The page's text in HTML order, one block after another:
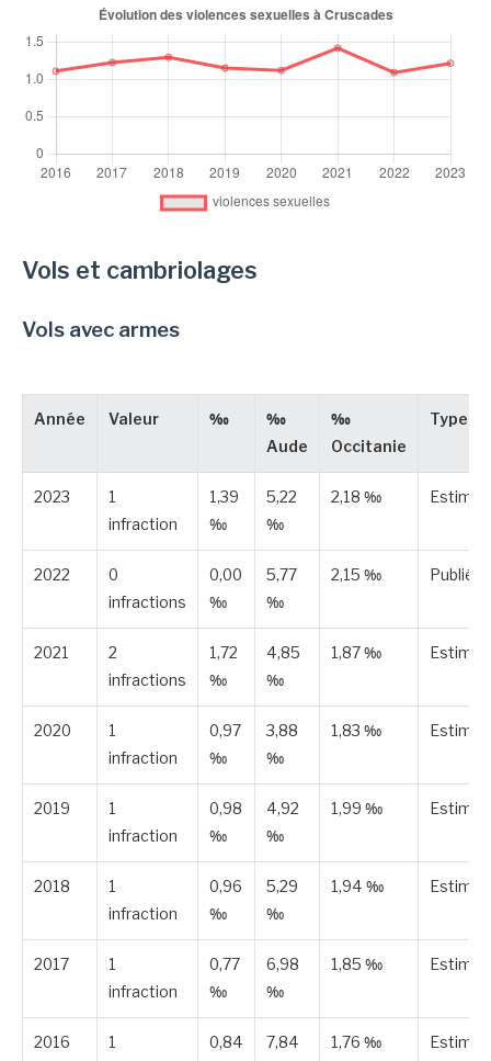
Vols et cambriolages
Vols avec armes
Année Valeur ‰
‰
Aude
‰
Occitanie
Type
2023
1
infraction
1,39
‰
5,22
‰
2,18 ‰ Estimée
2022
0
infractions
0,00
‰
5,77
‰
2,15 ‰ Publiée
2021
2
infractions
1,72
‰
4,85
‰
1,87 ‰ Estimée
2020
1
infraction
0,97
‰
3,88
‰
1,83 ‰ Estimée
2019
1
infraction
0,98
‰
4,92
‰
1,99 ‰ Estimée
2018
1
infraction
0,96
‰
5,29
‰
1,94 ‰ Estimée
2017
1
infraction
0,77
‰
6,98
‰
1,85 ‰ Estimée
2016
1
0,84
7,84
1,76 ‰ Estimée